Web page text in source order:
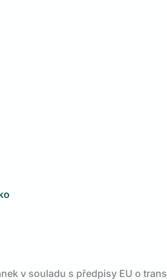
v souladu s předpisy EU o